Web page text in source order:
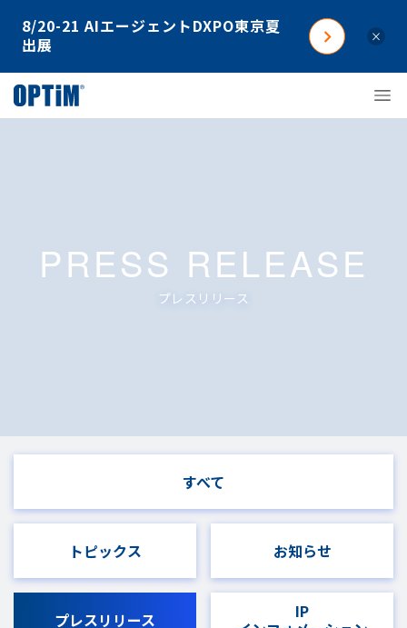
8/20-21 AIエージェントDXPO東京夏
出展
×
PRESS RELEASE
プレスリリース
すべて
トピックス お知らせ
プレスリリース
IP